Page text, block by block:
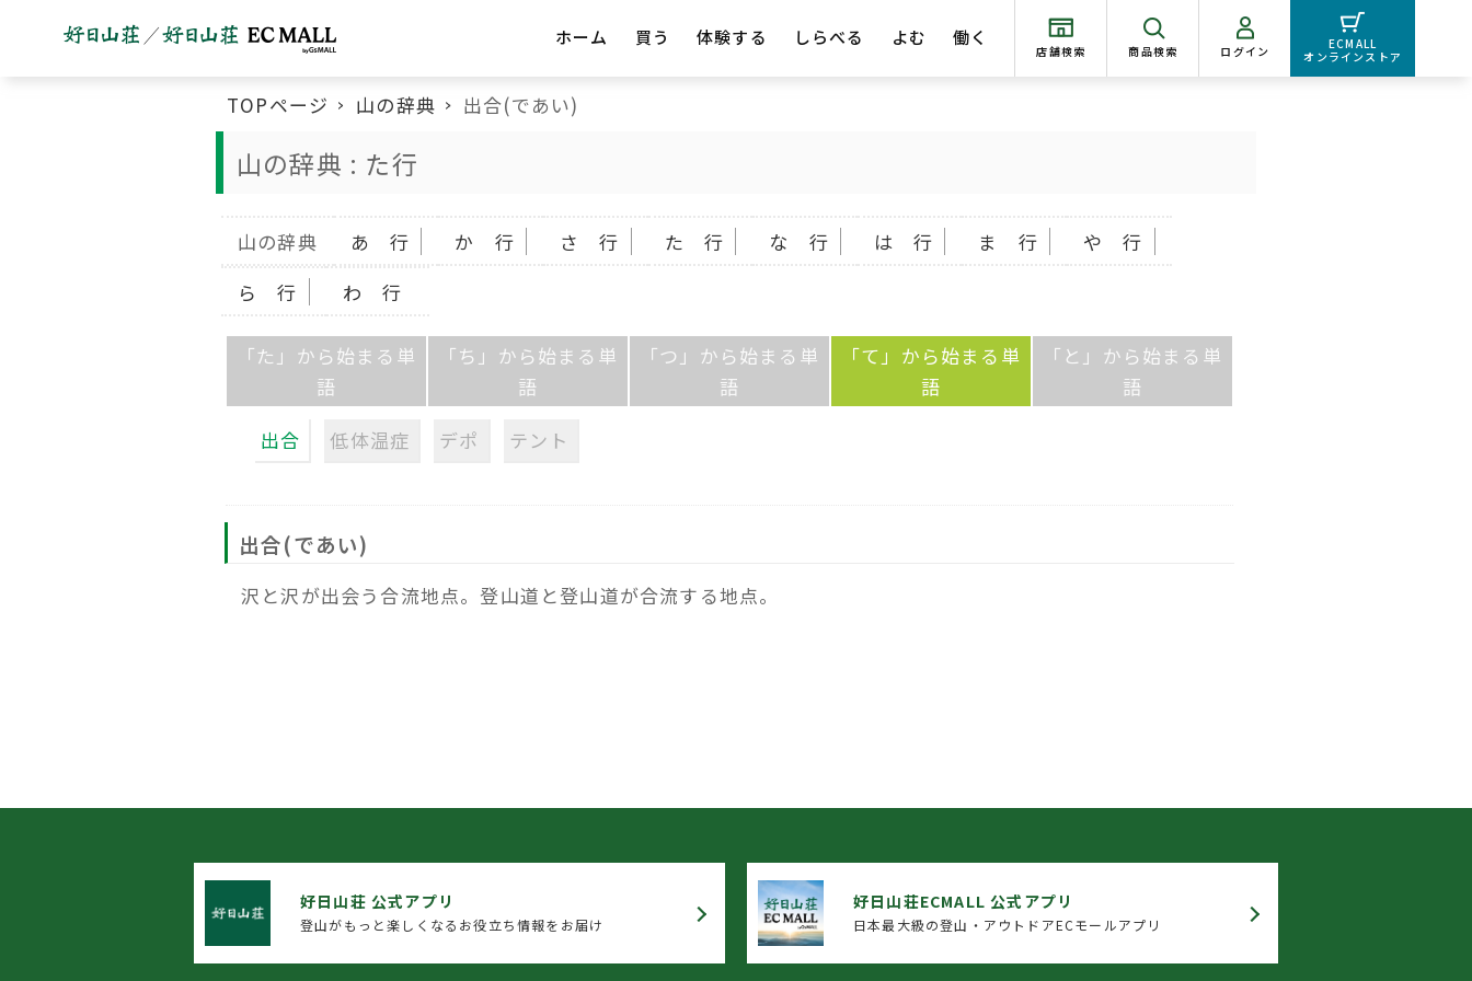
ホーム 買う 体験する しらべる よむ 働く
店舗検索 商品検索 ログイン
ECMALL
オンラインストア
TOPページ 山の辞典 出合(であい)
山の辞典 : た行
山の辞典 あ 行 か 行 さ 行 た 行 な 行 は 行 ま 行
や 行
ら 行
わ 行
「た」から始まる単
語
「ち」から始まる単
語
「つ」から始まる単
語
「て」から始まる単
語
「と」から始まる単
語
出合
低体温症 デポ テント
出合(であい)
沢と沢が出会う合流地点。登山道と登山道が合流する地点。
好日山荘 公式アプリ
登山がもっと楽しくなるお役立ち情報をお届け
好日山荘ECMALL 公式アプリ
日本最大級の登山・アウトドアECモールアプリ